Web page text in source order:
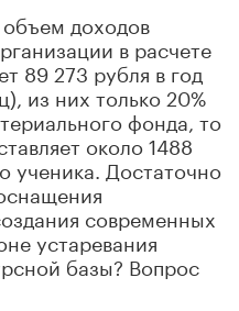
доходов
в расчете
89 273 рубля в год
из них только 20%
фонда, то
около 1488
ученика. Достаточно
современных
устаревания
базы? Вопрос